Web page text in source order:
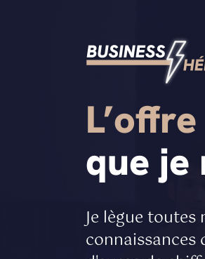
que je
Je lègue
connaissances